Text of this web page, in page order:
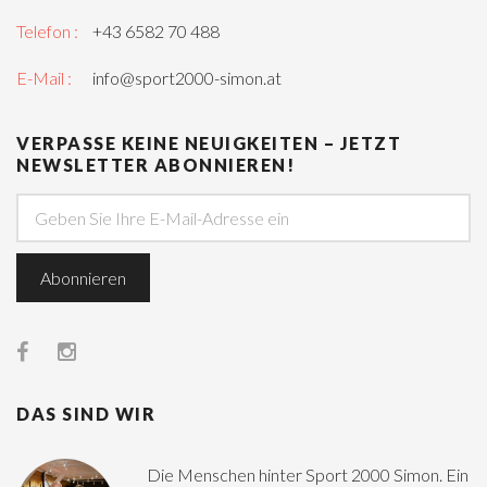
Telefon : +43 6582 70 488
E-Mail : info@sport2000-simon.at
VERPASSE KEINE NEUIGKEITEN – JETZT
NEWSLETTER ABONNIEREN!
DAS SIND WIR
Die Menschen hinter Sport 2000 Simon. Ein